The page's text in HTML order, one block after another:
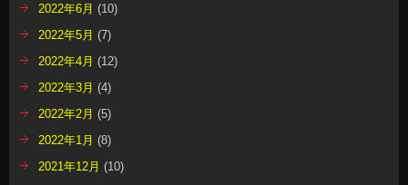
2022年6月 (10)
2022年5月 (7)
2022年4月 (12)
2022年3月 (4)
2022年2月 (5)
2022年1月 (8)
2021年12月 (10)